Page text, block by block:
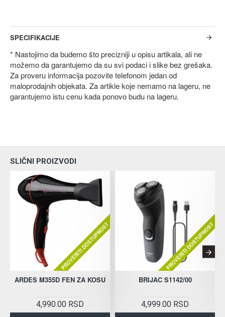
SPECIFIKACIJE
* Nastojimo da budemo što precizniji u opisu artikala, ali ne
možemo da garantujemo da su svi podaci i slike bez grešaka.
Za proveru informacija pozovite telefonom jedan od
maloprodajnih objekata. Za artikle koje nemamo na lageru, ne
garantujemo istu cenu kada ponovo budu na lageru.
SLIČNI PROIZVODI
PROVERITI DOSTUPNOST
ARDES M355D FEN ZA KOSU
4,990.00 RSD
PROVERITI DOSTUPNOST
BRIJAC S1142/00
4,999.00 RSD